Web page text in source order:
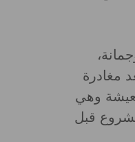
مغادرة
وهي
قبل